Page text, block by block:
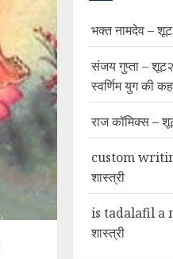
भक्त नामदेव –
संजय गुप्ता –
स्वर्णिम युग की
राज कॉमिक्स –
custom
शास्त्री
is tadalafil a
शास्त्री